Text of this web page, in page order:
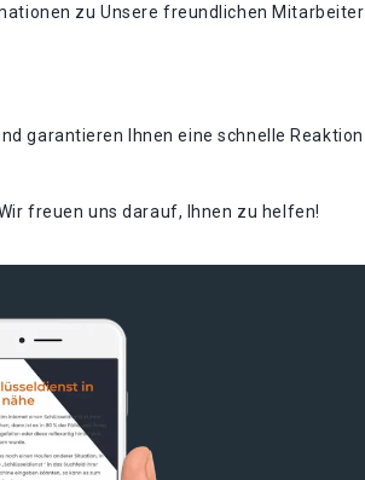
zu Unsere freundlichen Mitarbeiter
garantieren Ihnen eine schnelle Reaktion
freuen uns darauf, Ihnen zu helfen!